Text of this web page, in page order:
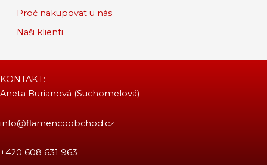
Proč nakupovat u nás
Naši klienti
KONTAKT:
Aneta Burianová (Suchomelová)
info@flamencoobchod.cz
+420 608 631 963